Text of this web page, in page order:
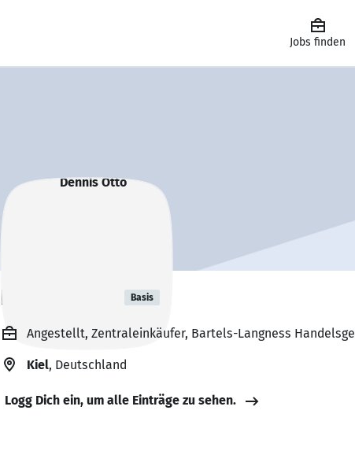
Jobs finden
Dennis Otto Basis
Angestellt, Zentraleinkäufer, Bartels-Langness
Kiel, Deutschland
Logg Dich ein, um alle Einträge zu sehen.